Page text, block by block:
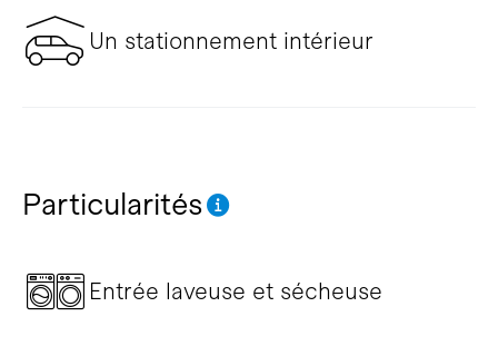
Un stationnement intérieur
Particularités
Entrée laveuse et sécheuse